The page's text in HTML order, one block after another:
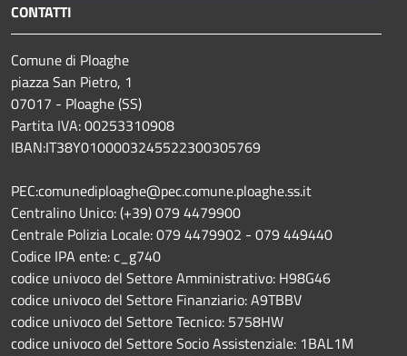
CONTATTI
Comune di Ploaghe
piazza San Pietro, 1
07017 - Ploaghe (SS)
Partita IVA: 00253310908
IBAN:IT38Y0100003245522300305769
PEC:comunediploaghe@pec.comune.ploaghe.ss.it
Centralino Unico: (+39) 079 4479900
Centrale Polizia Locale: 079 4479902 - 079 449440
Codice IPA ente: c_g740
codice univoco del Settore Amministrativo: H98G46
codice univoco del Settore Finanziario: A9TBBV
codice univoco del Settore Tecnico: 5758HW
codice univoco del Settore Socio Assistenziale: 1BAL1M